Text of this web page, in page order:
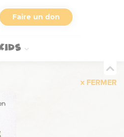
Faire un don
FERMER